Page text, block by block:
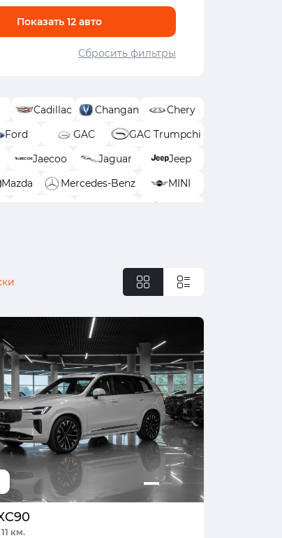
Показать12 авто
Сбросить фильтры
Cadillac Changan
Chery
Ford GAC
GAC Trumpchi
Jaecoo Jaguar
Jeep
Mazda Mercedes-Benz
MINI
11 км.